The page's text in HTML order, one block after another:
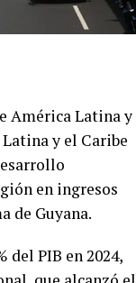
América Latina y
y el Caribe
en ingresos
de Guyana.
del PIB en 2024,